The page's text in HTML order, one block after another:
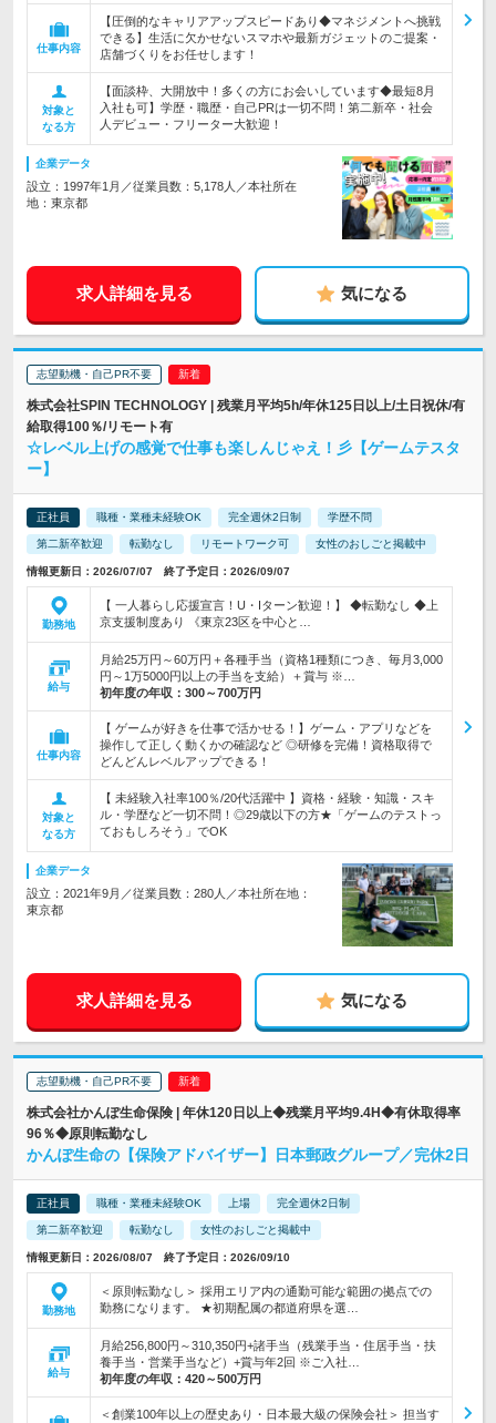
仕事内容
【圧倒的なキャリアアップスピードあり◆マネジメントへ挑戦
できる】生活に欠かせないスマホや最新ガジェットのご提案・
店舗づくりをお任せします！
対象と
なる方
【面談枠、大開放中！多くの方にお会いしています◆最短8月
入社も可】学歴・職歴・自己PRは一切不問！第二新卒・社会
人デビュー・フリーター大歓迎！
企業データ
設立：1997年1月／従業員数：5,178人／本社所在
地：東京都
求人詳細を見る 気になる
志望動機・自己PR不要
株式会社SPIN TECHNOLOGY | 残業月平均5h/年休125日以上/土日祝休/有
給取得100％/リモート有
☆レベル上げの感覚で仕事も楽しんじゃえ！彡【ゲームテスタ
ー】
正社員 職種・業種未経験OK 完全週休2日制 学歴不問
第二新卒歓迎 転勤なし リモートワーク可 女性のおしごと掲載中
情報更新日：2026/07/07 終了予定日：2026/09/07
勤務地
【 一人暮らし応援宣言！U・Iターン歓迎！】 ◆転勤なし ◆上
京支援制度あり 《東京23区を中心と…
給与
月給25万円～60万円＋各種手当（資格1種類につき、毎月3,000
円～1万5000円以上の手当を支給）＋賞与 ※…
初年度の年収： 300～700万円
仕事内容
【 ゲームが好きを仕事で活かせる！】ゲーム・アプリなどを
操作して正しく動くかの確認など ◎研修を完備！資格取得で
どんどんレベルアップできる！
対象と
なる方
【 未経験入社率100％/20代活躍中 】資格・経験・知識・スキ
ル・学歴など一切不問！◎29歳以下の方★「ゲームのテストっ
ておもしろそう」でOK
企業データ
設立：2021年9月／従業員数：280人／本社所在地：
東京都
求人詳細を見る 気になる
志望動機・自己PR不要
株式会社かんぽ生命保険 | 年休120日以上◆残業月平均9.4H◆有休取得率
96％◆原則転勤なし
かんぽ生命の【保険アドバイザー】日本郵政グループ／完休2日
正社員 職種・業種未経験OK 上場 完全週休2日制
第二新卒歓迎 転勤なし 女性のおしごと掲載中
情報更新日：2026/08/07 終了予定日：2026/09/10
勤務地
＜原則転勤なし＞ 採用エリア内の通勤可能な範囲の拠点での
勤務になります。 ★初期配属の都道府県を選…
給与
月給256,800円～310,350円+諸手当（残業手当・住居手当・扶
養手当・営業手当など）+賞与年2回 ※ご入社…
初年度の年収： 420～500万円
＜創業100年以上の歴史あり・日本最大級の保険会社＞ 担当す